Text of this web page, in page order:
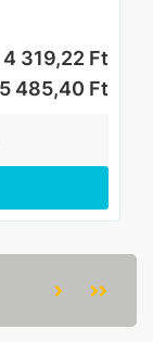
4 319,22 Ft
5 485,40 Ft